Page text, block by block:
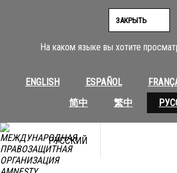
На каком языке вы хотите
ENGLISH ESPAÑOL
简中
繁中
ЗАКРЫТЬ
РУССКИЙ